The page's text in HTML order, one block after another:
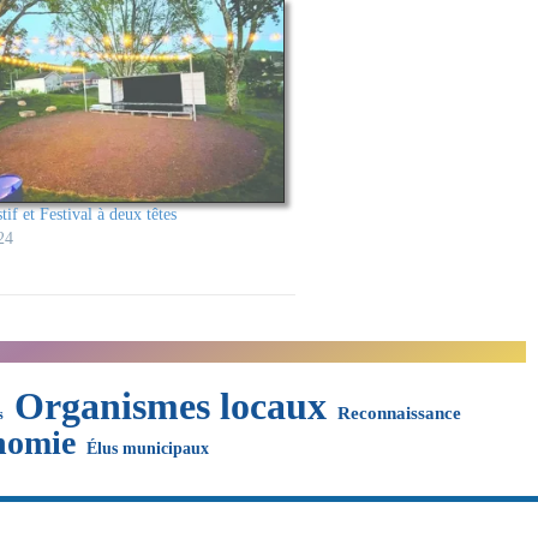
et Festival à deux têtes
Organismes locaux Reconnaissance
Élus municipaux